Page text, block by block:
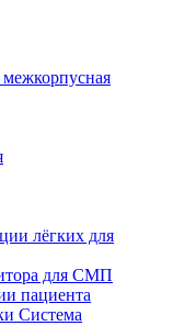
лёгких для
для СМП
пациента
Система